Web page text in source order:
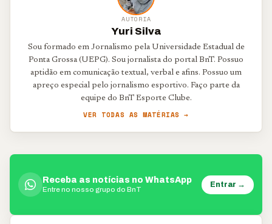
AUTORIA
Yuri Silva
Sou formado em Jornalismo pela Universidade Estadual de
Ponta Grossa (UEPG). Sou jornalista do portal BnT. Possuo
aptidão em comunicação textual, verbal e afins. Possuo um
apreço especial pelo jornalismo esportivo. Faço parte da
equipe do BnT Esporte Clube.
VER TODAS AS MATÉRIAS →
Receba as notícias no WhatsApp
Entre no nosso grupo do BnT
Entrar →